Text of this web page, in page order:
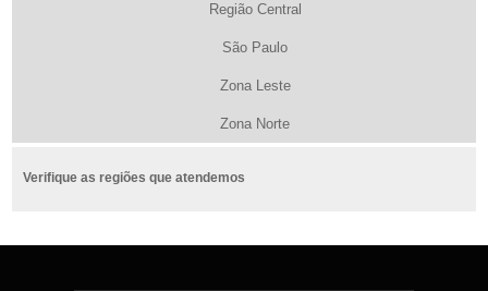
Região Central
São Paulo
Zona Leste
Zona Norte
Verifique as regiões que atendemos